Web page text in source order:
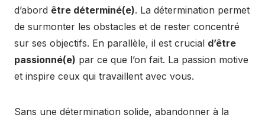
d’abord être déterminé(e). La détermination permet
de surmonter les obstacles et de rester concentré
sur ses objectifs. En parallèle, il est crucial d’être
passionné(e) par ce que l’on fait. La passion motive
et inspire ceux qui travaillent avec vous.
Sans une détermination solide, abandonner à la